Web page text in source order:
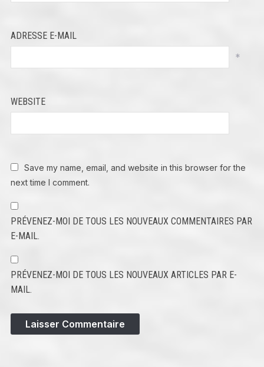
ADRESSE E-MAIL
*
WEBSITE
Save my name, email, and website in this browser for the
next time I comment.
PRÉVENEZ-MOI DE TOUS LES NOUVEAUX COMMENTAIRES PAR
E-MAIL.
PRÉVENEZ-MOI DE TOUS LES NOUVEAUX ARTICLES PAR E-
MAIL.